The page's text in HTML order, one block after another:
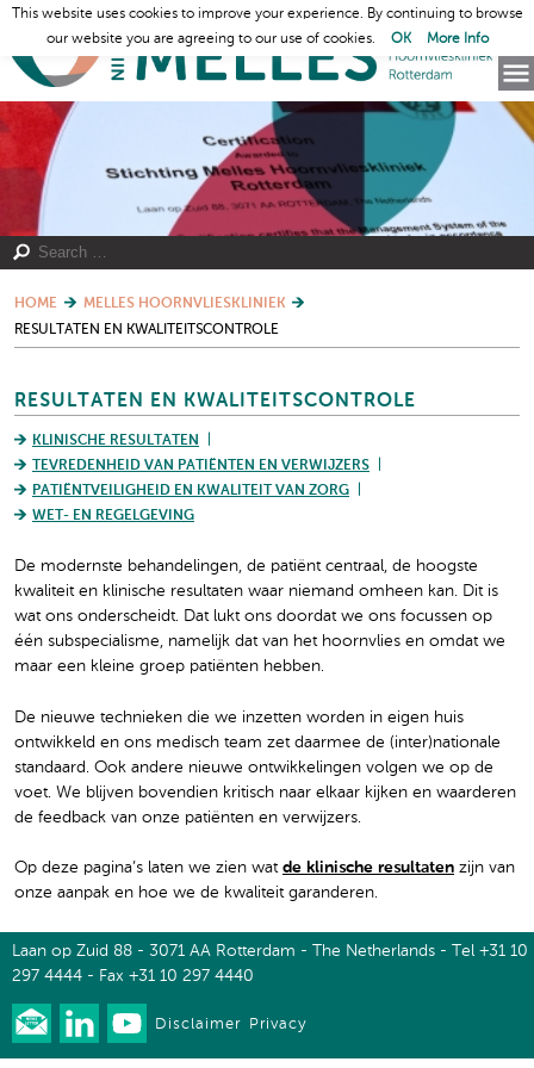
HOME
MELLES HOORNVLIESKLINIEK
RESULTATEN EN KWALITEITSCONTROLE
RESULTATEN EN KWALITEITSCONTROLE
KLINISCHE RESULTATEN
TEVREDENHEID VAN PATIËNTEN EN VERWIJZERS
PATIËNTVEILIGHEID EN KWALITEIT VAN ZORG
WET- EN REGELGEVING
De modernste behandelingen, de patiënt centraal, de hoogste
kwaliteit en klinische resultaten waar niemand omheen kan. Dit is
wat ons onderscheidt. Dat lukt ons doordat we ons focussen op
één subspecialisme, namelijk dat van het hoornvlies en omdat we
maar een kleine groep patiënten hebben.
De nieuwe technieken die we inzetten worden in eigen huis
ontwikkeld en ons medisch team zet daarmee de (inter)nationale
standaard. Ook andere nieuwe ontwikkelingen volgen we op de
voet. We blijven bovendien kritisch naar elkaar kijken en waarderen
de feedback van onze patiënten en verwijzers.
Op deze pagina’s laten we zien wat de klinische resultaten zijn van
onze aanpak en hoe we de kwaliteit garanderen.
Laan op Zuid 88 - 3071 AA Rotterdam - The Netherlands - Tel +31 10
297 4444 - Fax +31 10 297 4440
Disclaimer Privacy
This website uses cookies to improve your experience. By continuing to browse
our website you are agreeing to our use of cookies.
OK More Info